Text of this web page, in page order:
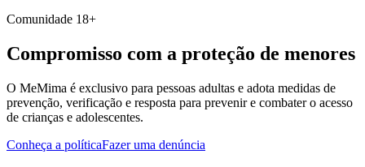
Comunidade 18+
Compromisso com a proteção de menores
O MeMima é exclusivo para pessoas adultas e adota medidas de
prevenção, verificação e resposta para prevenir e combater o acesso
de crianças e adolescentes.
Conheça a políticaFazer uma denúncia